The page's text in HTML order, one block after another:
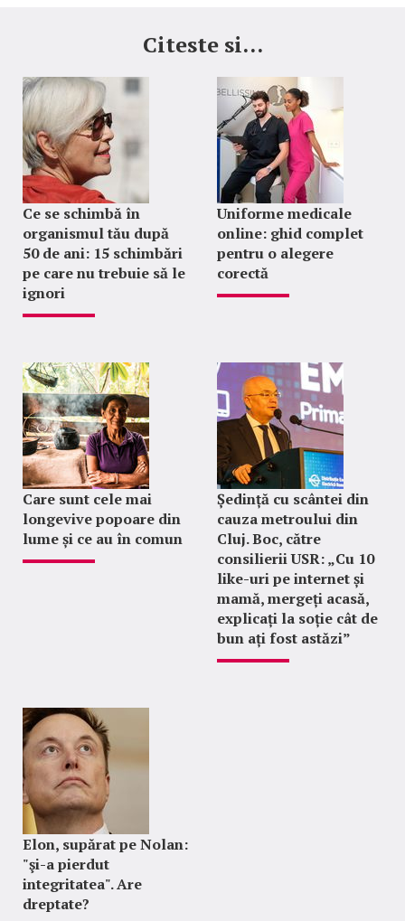
Citeste si...
Ce se schimbă în
organismul tău după
50 de ani: 15 schimbări
pe care nu trebuie să le
ignori
Uniforme medicale
online: ghid complet
pentru o alegere
corectă
Care sunt cele mai
longevive popoare din
lume și ce au în comun
Ședință cu scântei din
cauza metroului din
Cluj. Boc, către
consilierii USR: „Cu 10
like-uri pe internet și
mamă, mergeți acasă,
explicați la soție cât de
bun ați fost astăzi”
Elon, supărat pe Nolan:
"şi-a pierdut
integritatea". Are
dreptate?